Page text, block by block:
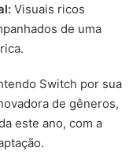
Visuais ricos
de uma
Switch por sua
de gêneros,
este ano, com a